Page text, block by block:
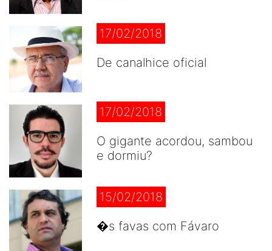
17/02/2018
De canalhice oficial
17/02/2018
O gigante acordou, sambou
e dormiu?
15/02/2018
�s favas com Fávaro